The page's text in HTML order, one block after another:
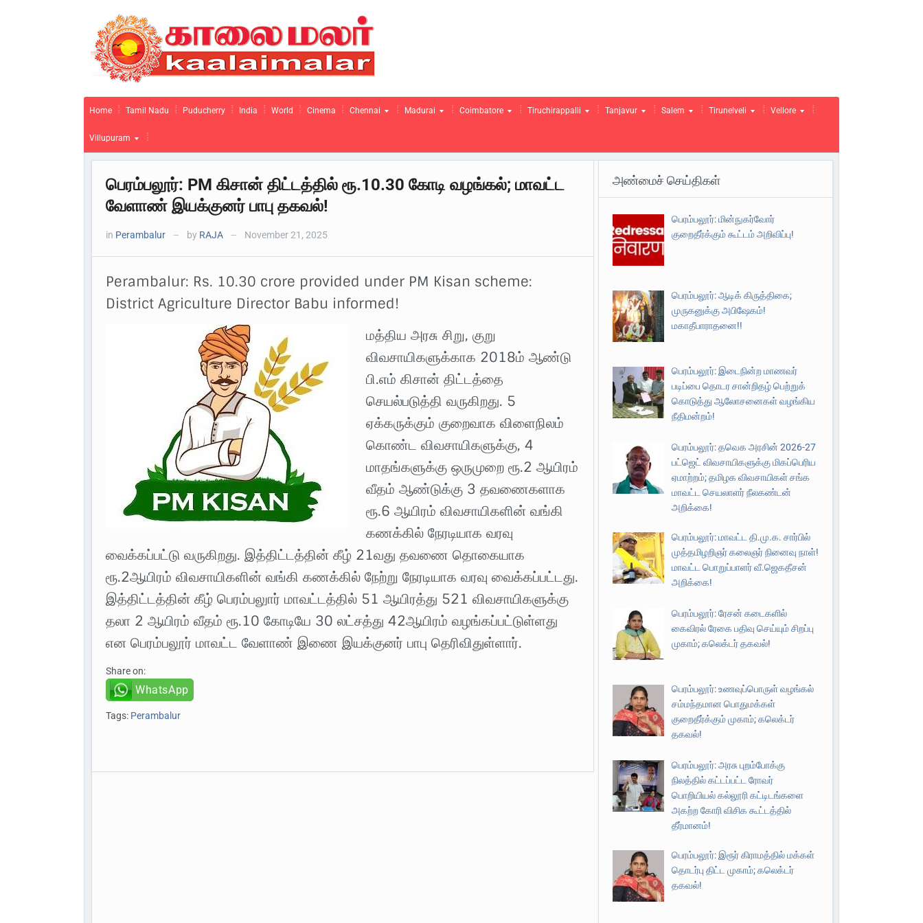
Home Tamil Nadu Puducherry India World Cinema Chennai Madurai Coimbatore Tiruchirappalli Tanjavur Salem Tirunelveli Vellore
Villupuram
பெரம்பலூர்: PM கிசான் திட்டத்தில் ரூ.10.30 கோடி வழங்கல்; மாவட்ட
வேளாண் இயக்குனர் பாபு தகவல்!
in Perambalur — by RAJA — November 21, 2025
Perambalur: Rs. 10.30 crore provided under PM Kisan scheme:
District Agriculture Director Babu informed!
மத்திய அரசு சிறு, குறு
விவசாயிகளுக்காக 2018ம் ஆண்டு
பி.எம் கிசான் திட்டத்தை
செயல்படுத்தி வருகிறது. 5
ஏக்கருக்கும் குறைவாக விளைநிலம்
கொண்ட விவசாயிகளுக்கு, 4
மாதங்களுக்கு ஒருமுறை ரூ.2 ஆயிரம்
வீதம் ஆண்டுக்கு 3 தவணைகளாக
ரூ.6 ஆயிரம் விவசாயிகளின் வங்கி
கணக்கில் நேரடியாக வரவு
வைக்கப்பட்டு வருகிறது. இத்திட்டத்தின் கீழ் 21வது தவணை தொகையாக
ரூ.2ஆயிரம் விவசாயிகளின் வங்கி கணக்கில் நேற்று நேரடியாக வரவு வைக்கப்பட்டது.
இத்திட்டத்தின் கீழ் பெரம்பலுார் மாவட்டத்தில் 51 ஆயிரத்து 521 விவசாயிகளுக்கு
தலா 2 ஆயிரம் வீதம் ரூ.10 கோடியே 30 லட்சத்து 42ஆயிரம் வழங்கப்பட்டுள்ளது
என பெரம்பலூர் மாவட்ட வேளாண் இணை இயக்குனர் பாபு தெரிவிதுள்ளார்.
Share on:
WhatsApp
Tags: Perambalur
அண்மைச் செய்திகள்
பெரம்பலூர்: மின்நுகர்வோர்
குறைதீர்க்கும் கூட்டம் அறிவிப்பு!
பெரம்பலூர்: ஆடிக் கிருத்திகை;
முருகனுக்கு அபிஷேகம்!
மகாதீபாராதனை!!
பெரம்பலூர்: இடைநின்ற மாணவர்
படிப்பை தொடர சான்றிதழ் பெற்றுக்
கொடுத்து ஆலோசனைகள் வழங்கிய
நீதிமன்றம்!
பெரம்பலூர்: தவெக அரசின் 2026-27
பட்ஜெட் விவசாயிகளுக்கு மிகப்பெரிய
ஏமாற்றம்; தமிழக விவசாயிகள் சங்க
மாவட்ட செயலாளர் நீலகண்டன்
அறிக்கை!
பெரம்பலூர்: மாவட்ட தி.மு.க. சார்பில்
முத்தமிழறிஞர் கலைஞர் நினைவு நாள்!
மாவட்ட பொறுப்பாளர் வீ.ஜெகதீசன்
அறிக்கை!
பெரம்பலூர்: ரேசன் கடைகளில்
கைவிரல் ரேகை பதிவு செய்யும் சிறப்பு
முகாம்; கலெக்டர் தகவல்!
பெரம்பலூர்: உணவுப்பொருள் வழங்கல்
சம்மந்தமான பொதுமக்கள்
குறைதீர்க்கும் முகாம்; கலெக்டர்
தகவல்!
பெரம்பலூர்: அரசு புறம்போக்கு
நிலத்தில் கட்டப்பட்ட ரோவர்
பொறியியல் கல்லூரி கட்டிடங்களை
அகற்ற கோரி விசிக கூட்டத்தில்
தீர்மானம்!
பெரம்பலூர்: இரூர் கிராமத்தில் மக்கள்
தொடர்பு திட்ட முகாம்; கலெக்டர்
தகவல்!